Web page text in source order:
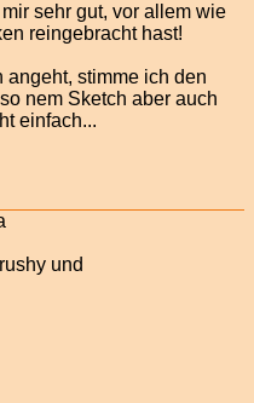
sehr gut, vor allem wie
reingebracht hast!
angeht, stimme ich den
nem Sketch aber auch
einfach...
und